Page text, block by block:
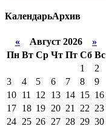
КалендарьАрхив
« Август 2026 »
Пн Вт Ср Чт Пт Сб Вс
1
2
3
4 5 6 7 8
9
10 11 12 13 14 15 16
17 18 19 20 21 22 23
24 25 26 27 28 29 30